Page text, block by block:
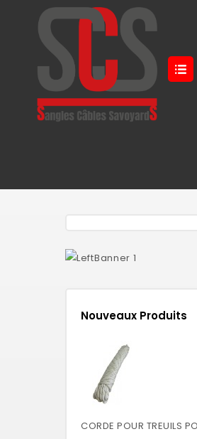
Nouveaux Produits
CORDE POUR TREUILS